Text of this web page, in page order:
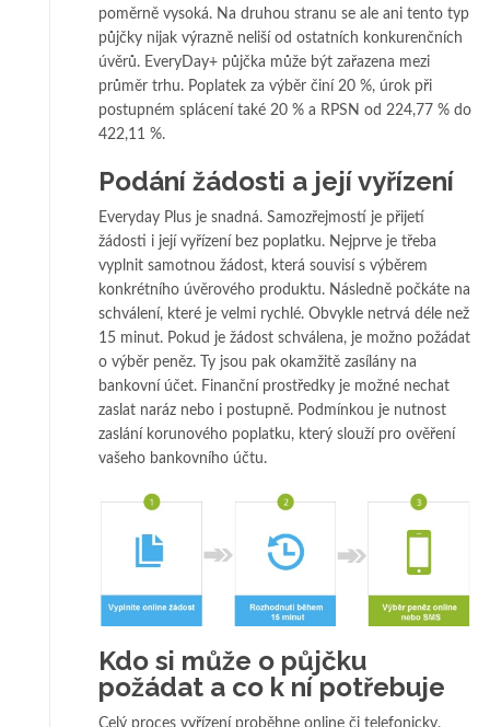
poměrně vysoká. Na druhou stranu se ale ani tento typ
půjčky nijak výrazně neliší od ostatních konkurenčních
úvěrů. EveryDay+ půjčka může být zařazena mezi
průměr trhu. Poplatek za výběr činí 20 %, úrok při
postupném splácení také 20 % a RPSN od 224,77 % do
422,11 %.
Podání žádosti a její vyřízení
Everyday Plus je snadná. Samozřejmostí je přijetí
žádosti i její vyřízení bez poplatku. Nejprve je třeba
vyplnit samotnou žádost, která souvisí s výběrem
konkrétního úvěrového produktu. Následně počkáte na
schválení, které je velmi rychlé. Obvykle netrvá déle než
15 minut. Pokud je žádost schválena, je možno požádat
o výběr peněz. Ty jsou pak okamžitě zasílány na
bankovní účet. Finanční prostředky je možné nechat
zaslat naráz nebo i postupně. Podmínkou je nutnost
zaslání korunového poplatku, který slouží pro ověření
vašeho bankovního účtu.
Kdo si může o půjčku
požádat a co k ní potřebuje
Celý proces vyřízení proběhne online či telefonicky.